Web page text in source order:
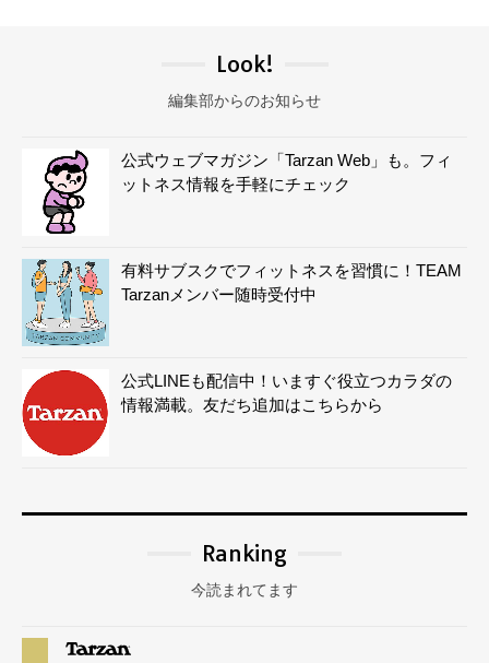
Look!
編集部からのお知らせ
公式ウェブマガジン「Tarzan Web」も。フィ
ットネス情報を手軽にチェック
有料サブスクでフィットネスを習慣に！TEAM
Tarzanメンバー随時受付中
公式LINEも配信中！いますぐ役立つカラダの
情報満載。友だち追加はこちらから
Ranking
今読まれてます